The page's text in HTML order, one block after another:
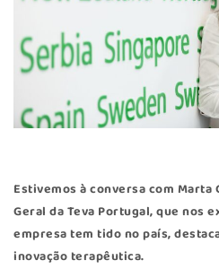
Estivemos à conversa com Marta
Geral daTeva Portugal, que nos
empresa tem tido no país,
inovação terapêutica.